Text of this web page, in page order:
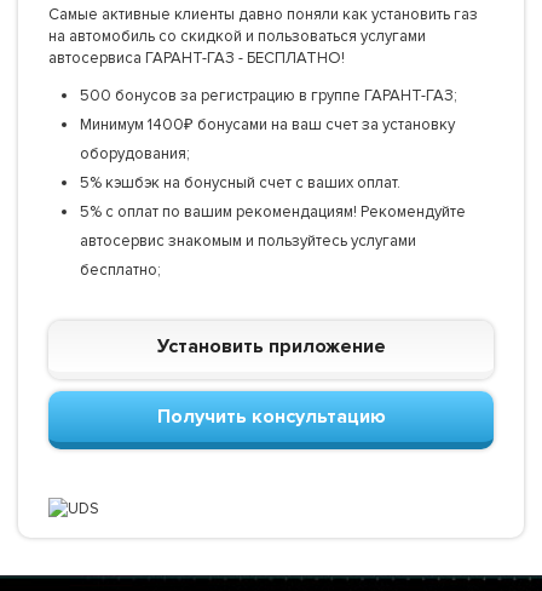
Самые активные клиенты давно поняли как установить газ
на автомобиль со скидкой и пользоваться услугами
автосервиса ГАРАНТ-ГАЗ - БЕСПЛАТНО!
500 бонусов за регистрацию в группе ГАРАНТ-ГАЗ;
Минимум 1400₽ бонусами на ваш счет за установку
оборудования;
5% кэшбэк на бонусный счет с ваших оплат.
5% с оплат по вашим рекомендациям! Рекомендуйте
автосервис знакомым и пользуйтесь услугами
бесплатно;
Установить приложение
Получить консультацию